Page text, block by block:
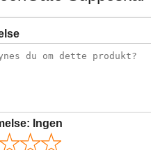
Ingen